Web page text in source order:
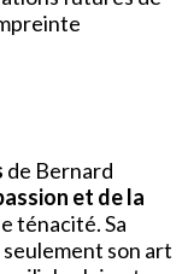
de Bernard
et de la
ténacité. Sa
son art